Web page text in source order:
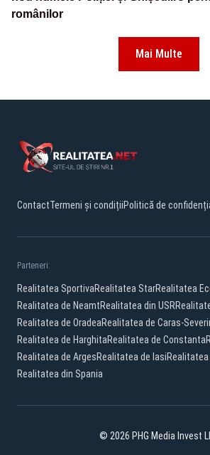
românilor
Mai Multe
ContactTermeni și condițiiPolitică de
Parteneri:
Realitatea SportivaRealitatea StarRealitatea
Realitatea de NeamtRealitatea din USR
Realitatea de OradeaRealitatea de Caras-
Realitatea de HarghitaRealitatea de Constanta
Realitatea de ArgesRealitatea de Iasi
Realitatea din Spania
© 2026 PHG Media Invest